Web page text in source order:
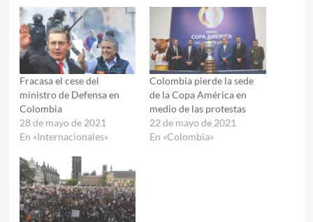
Fracasa el cese del
ministro de Defensa en
Colombia
28 de mayo de 2021
En «Internacionales»
Colombia pierde la sede
de la Copa América en
medio de las protestas
22 de mayo de 2021
En «Colombia»